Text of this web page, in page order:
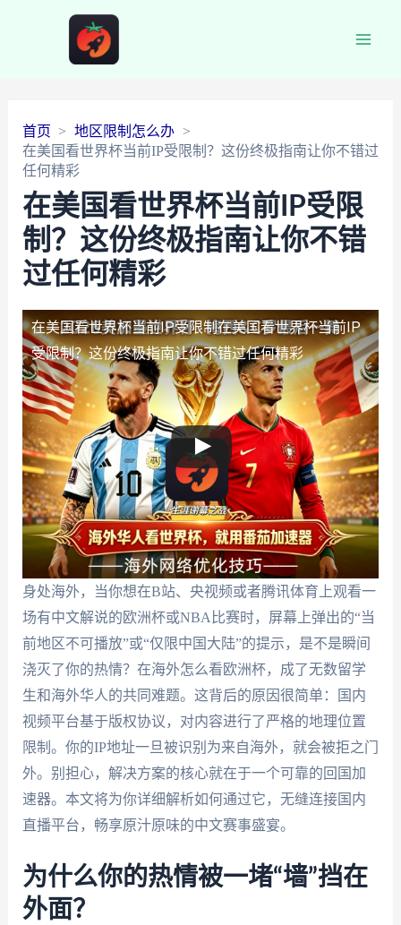
首页
地区限制怎么办
在美国看世界杯当前IP受限制？这份终极指南让你不错过
任何精彩
在美国看世界杯当前IP受限
制？这份终极指南让你不错
过任何精彩
在美国看世界杯当前IP受限制在美国看世界杯当前IP
受限制？这份终极指南让你不错过任何精彩
身处海外，当你想在B站、央视频或者腾讯体育上观看一
场有中文解说的欧洲杯或NBA比赛时，屏幕上弹出的“当
前地区不可播放”或“仅限中国大陆”的提示，是不是瞬间
浇灭了你的热情？在海外怎么看欧洲杯，成了无数留学
生和海外华人的共同难题。这背后的原因很简单：国内
视频平台基于版权协议，对内容进行了严格的地理位置
限制。你的IP地址一旦被识别为来自海外，就会被拒之门
外。别担心，解决方案的核心就在于一个可靠的回国加
速器。本文将为你详细解析如何通过它，无缝连接国内
直播平台，畅享原汁原味的中文赛事盛宴。
为什么你的热情被一堵“墙”挡在
外面？